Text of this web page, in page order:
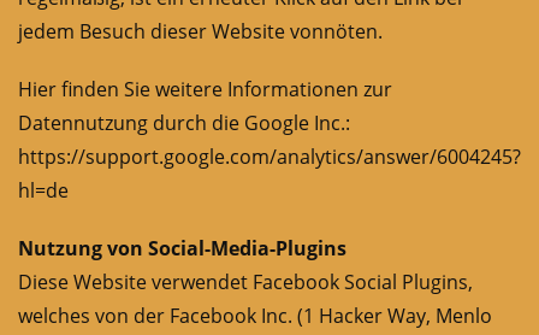
jedem Besuch dieser Website vonnöten.
Hier finden Sie weitere Informationen zur
Datennutzung durch die Google Inc.:
https://support.google.com/analytics/answer/6004245?
hl=de
Nutzung von Social-Media-Plugins
Diese Website verwendet Facebook Social Plugins,
welches von der Facebook Inc. (1 Hacker Way, Menlo